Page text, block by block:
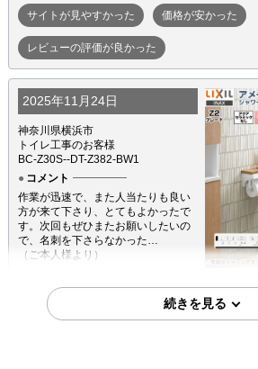
サイトが見やすかった 価格が安かった
レビューの評価が良かった
2025年11月24日
神奈川県横浜市
トイレ工事のお客様
BC-Z30S--DT-Z382-BW1
コメント
作業が迅速で、また人当たりも良い
方が来て下さり、とてもよかったで
す。次回もぜひまたお願いしたいの
で、名刺を下さらなかった…
（ご本人様より）
工事満足度 ★★★★★5 受注満
購入の決め手